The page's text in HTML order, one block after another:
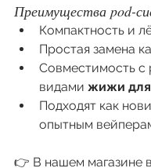
Преимущества pod-
Компактность и
Простая замена
Совместимость с
видами жижи для
Подходят как
опытным
👉 В нашем магазине